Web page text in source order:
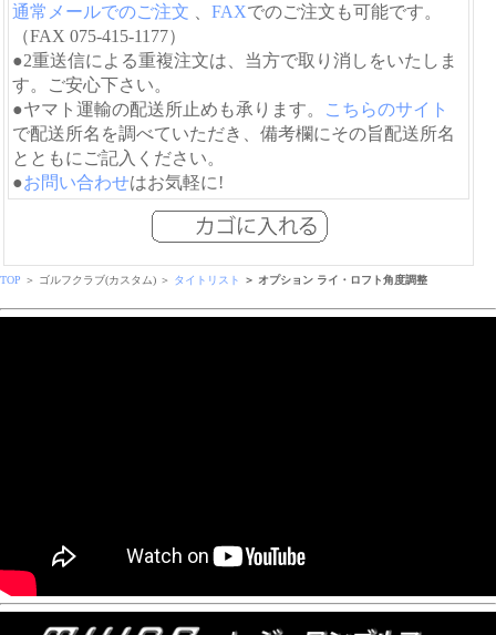
通常メールでのご注文
FAXでのご注文も可能です。
（FAX 075-415-1177）
●2重送信による重複注文は、当方で取り消しをいたしま
す。ご安心下さい。
●ヤマト運輸の配送所止めも承ります。
こちらのサイト
で配送所名を調べていただき、備考欄にその旨配送所名
とともにご記入ください。
●お問い合わせはお気軽に!
TOP ＞ ゴルフクラブ(カスタム) ＞ タイトリスト ＞ オプション ライ・ロフト角度調整